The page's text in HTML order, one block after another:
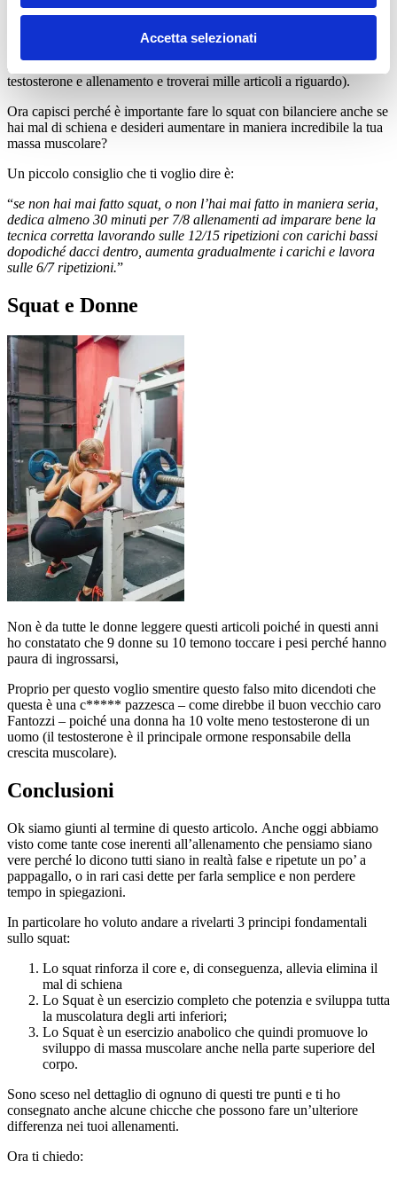
Accetta selezionati
particolare (non sto a spiegarti per filo e per segno tutto il processo
chimico che avviene perché non è l’argomento principale di questo
siamo a scuola – se vuoi saperne di più ti basta digitare su google
testosterone e allenamento e troverai mille articoli a riguardo).
Ora capisci perché è importante fare lo squat con bilanciere anche se
hai mal di schiena e desideri aumentare in maniera incredibile la tua
massa muscolare?
Un piccolo consiglio che ti voglio dire è:
“se non hai mai fatto squat, o non l’hai mai fatto in maniera seria,
dedica almeno 30 minuti per 7/8 allenamenti ad imparare bene la
tecnica corretta lavorando sulle 12/15 ripetizioni con carichi bassi
dopodiché dacci dentro, aumenta gradualmente i carichi e lavora
sulle 6/7 ripetizioni.”
Squat e Donne
Non è da tutte le donne leggere questi articoli poiché in questi anni
ho constatato che 9 donne su 10 temono toccare i pesi perché hanno
paura di ingrossarsi,
Proprio per questo voglio smentire questo falso mito dicendoti che
questa è una c***** pazzesca – come direbbe il buon vecchio caro
Fantozzi – poiché una donna ha 10 volte meno testosterone di un
uomo (il testosterone è il principale ormone responsabile della
crescita muscolare).
Conclusioni
Ok siamo giunti al termine di questo articolo. Anche oggi abbiamo
visto come tante cose inerenti all’allenamento che pensiamo siano
vere perché lo dicono tutti siano in realtà false e ripetute un po’ a
pappagallo, o in rari casi dette per farla semplice e non perdere
tempo in spiegazioni.
In particolare ho voluto andare a rivelarti 3 principi fondamentali
sullo squat:
Lo squat rinforza il core e, di conseguenza, allevia elimina il
mal di schiena
Lo Squat è un esercizio completo che potenzia e sviluppa tutta
la muscolatura degli arti inferiori;
Lo Squat è un esercizio anabolico che quindi promuove lo
sviluppo di massa muscolare anche nella parte superiore del
corpo.
Sono sceso nel dettaglio di ognuno di questi tre punti e ti ho
consegnato anche alcune chicche che possono fare un’ulteriore
differenza nei tuoi allenamenti.
Ora ti chiedo: